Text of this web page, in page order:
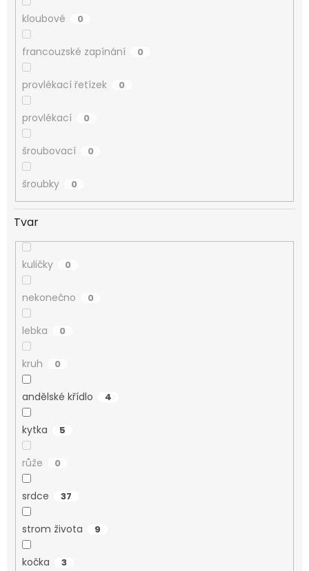
kloubové 0
francouzské zapínání 0
provlékací řetízek 0
provlékací 0
šroubovací 0
šroubky 0
Tvar
kuličky 0
nekonečno 0
lebka 0
kruh 0
andělské křídlo 4
kytka 5
růže 0
srdce 37
strom života 9
kočka 3